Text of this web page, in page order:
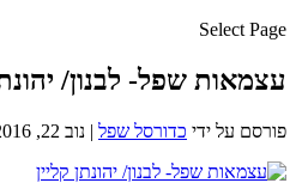
Select Page
עצמאות שפל- לבנון/
פורסם על ידי כדורסל שפל | נוב 22, 2016